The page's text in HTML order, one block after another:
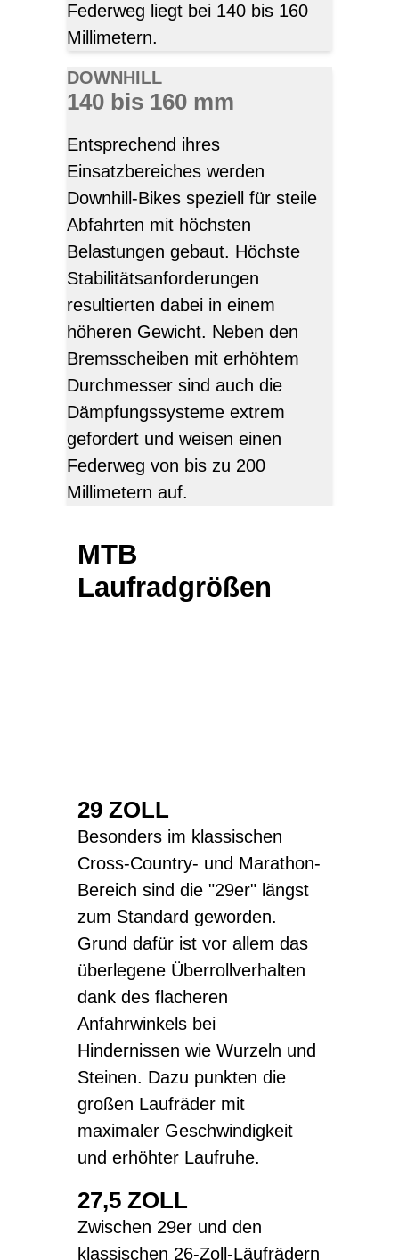
Federweg liegt bei 140 bis 160
Millimetern.
DOWNHILL
140 bis 160 mm
Entsprechend ihres
Einsatzbereiches werden
Downhill-Bikes speziell für steile
Abfahrten mit höchsten
Belastungen gebaut. Höchste
Stabilitätsanforderungen
resultierten dabei in einem
höheren Gewicht. Neben den
Bremsscheiben mit erhöhtem
Durchmesser sind auch die
Dämpfungssysteme extrem
gefordert und weisen einen
Federweg von bis zu 200
Millimetern auf.
MTB
Laufradgrößen
29 ZOLL
Besonders im klassischen
Cross-Country- und Marathon-
Bereich sind die "29er" längst
zum Standard geworden.
Grund dafür ist vor allem das
überlegene Überrollverhalten
dank des flacheren
Anfahrwinkels bei
Hindernissen wie Wurzeln und
Steinen. Dazu punkten die
großen Laufräder mit
maximaler Geschwindigkeit
und erhöhter Laufruhe.
27,5 ZOLL
Zwischen 29er und den
klassischen 26-Zoll-Läufrädern